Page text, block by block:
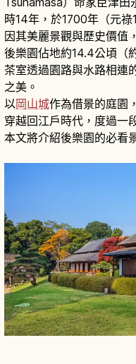
時14年，於1700年（元
因其美麗景觀與歷史價值
後樂園佔地約14.4公頃（
茶室透過園路與水路相連
之美。
以岡山城作為借景的庭園
穿越回江戶時代，度過一
本文將介紹後樂園的必看